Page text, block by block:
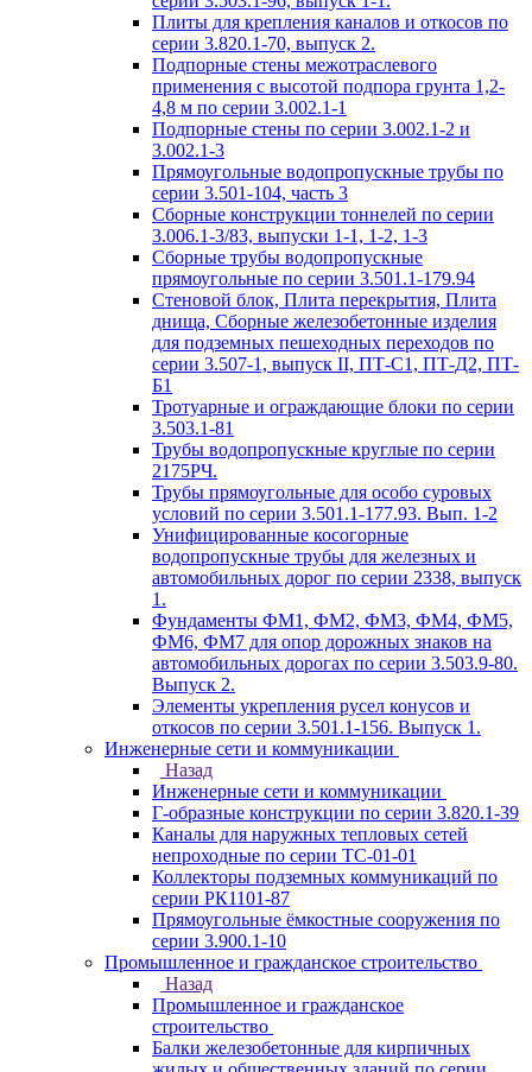
Плиты для крепления каналов и откосов по
серии 3.820.1-70, выпуск 2.
Подпорные стены межотраслевого
применения с высотой подпора грунта 1,2-
4,8 м по серии 3.002.1-1
Подпорные стены по серии 3.002.1-2 и
3.002.1-3
Прямоугольные водопропускные трубы по
серии 3.501-104, часть 3
Сборные конструкции тоннелей по серии
3.006.1-3/83, выпуски 1-1, 1-2, 1-3
Сборные трубы водопропускные
прямоугольные по серии 3.501.1-179.94
Стеновой блок, Плита перекрытия, Плита
днища, Сборные железобетонные изделия
для подземных пешеходных переходов по
серии 3.507-1, выпуск II, ПТ-С1, ПТ-Д2, ПТ-
Б1
Тротуарные и ограждающие блоки по серии
3.503.1-81
Трубы водопропускные круглые по серии
2175РЧ.
Трубы прямоугольные для особо суровых
условий по серии 3.501.1-177.93. Вып. 1-2
Унифицированные косогорные
водопропускные трубы для железных и
автомобильных дорог по серии 2338, выпуск
1.
Фундаменты ФМ1, ФМ2, ФМ3, ФМ4, ФМ5,
ФМ6, ФМ7 для опор дорожных знаков на
автомобильных дорогах по серии 3.503.9-80.
Выпуск 2.
Элементы укрепления русел конусов и
откосов по серии 3.501.1-156. Выпуск 1.
Инженерные сети и коммуникации
Назад
Инженерные сети и коммуникации
Г-образные конструкции по серии 3.820.1-39
Каналы для наружных тепловых сетей
непроходные по серии ТС-01-01
Коллекторы подземных коммуникаций по
серии РК1101-87
Прямоугольные ёмкостные сооружения по
серии 3.900.1-10
Промышленное и гражданское строительство
Назад
Промышленное и гражданское
строительство
Балки железобетонные для кирпичных